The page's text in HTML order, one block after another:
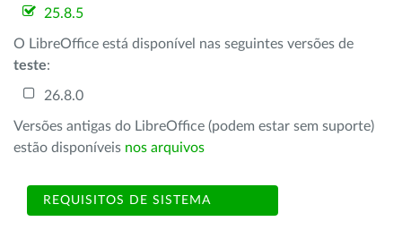
25.8.5
O LibreOffice está disponível nas seguintes versões de
teste:
26.8.0
Versões antigas do LibreOffice (podem estar sem suporte)
estão disponíveis nos arquivos
REQUISITOS DE SISTEMA